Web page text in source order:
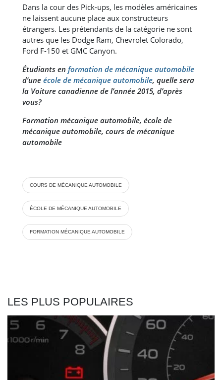
Dans la cour des Pick-ups, les modèles américaines
ne laissent aucune place aux constructeurs
étrangers. Les prétendants de la catégorie ne sont
autres que les Dodge Ram, Chevrolet Colorado,
Ford F-150 et GMC Canyon.
Étudiants en formation de mécanique automobile
d’une école de mécanique automobile, quelle sera
la Voiture canadienne de l’année 2015, d’après
vous?
Formation mécanique automobile, école de
mécanique automobile, cours de mécanique
automobile
COURS DE MÉCANIQUE AUTOMOBILE
ÉCOLE DE MÉCANIQUE AUTOMOBILE
FORMATION MÉCANIQUE AUTOMOBILE
LES PLUS POPULAIRES